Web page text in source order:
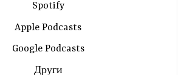
Spotify
Apple Podcasts
Google Podcasts
Други